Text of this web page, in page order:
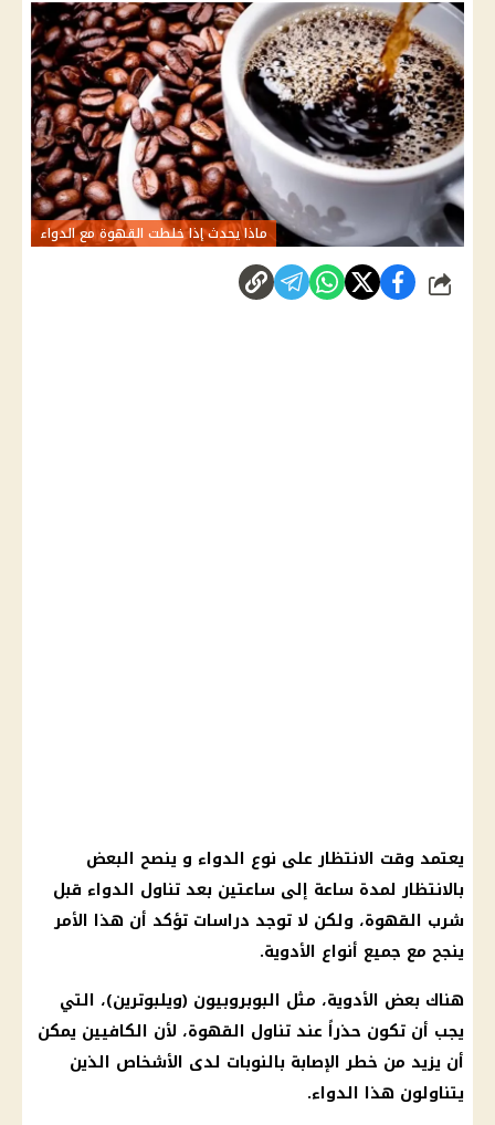
ماذا يحدث إذا خلطت القهوة مع الدواء
شارك
يعتمد وقت الانتظار على نوع الدواء و ينصح البعض
بالانتظار لمدة ساعة إلى ساعتين بعد تناول الدواء قبل
شرب القهوة، ولكن لا توجد دراسات تؤكد أن هذا الأمر
ينجح مع جميع أنواع الأدوية.
هناك بعض الأدوية، مثل البوبروبيون (ويلبوترين)، التي
يجب أن تكون حذراً عند تناول القهوة، لأن الكافيين يمكن
أن يزيد من خطر الإصابة بالنوبات لدى الأشخاص الذين
يتناولون هذا الدواء.